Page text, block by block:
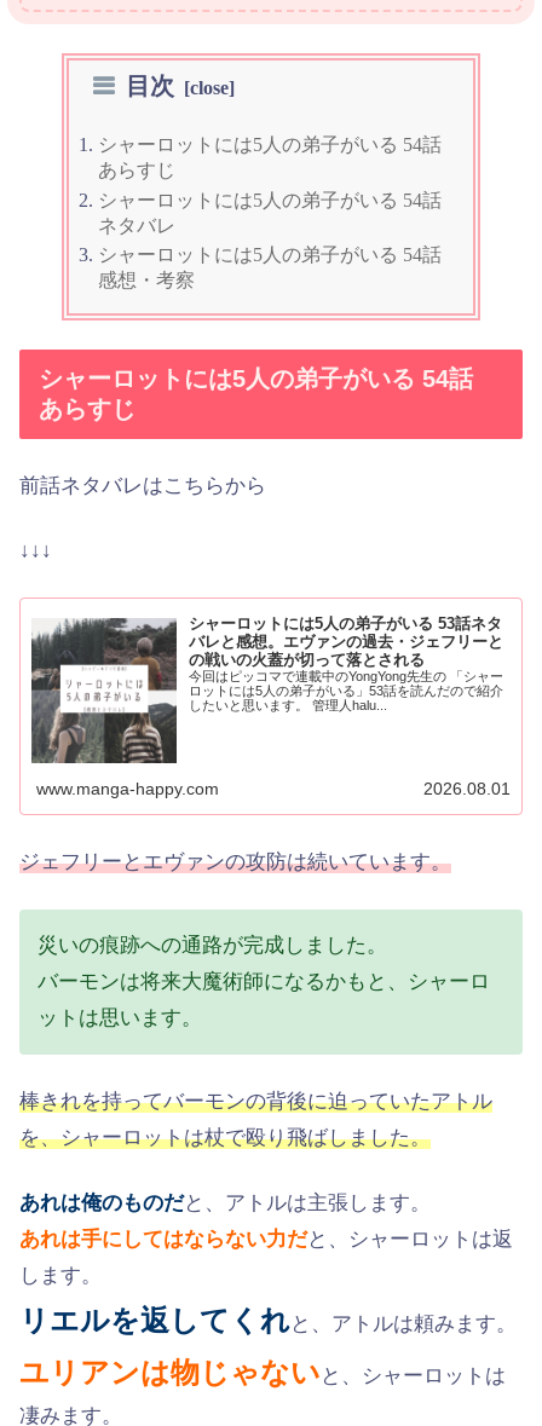
目次
シャーロットには5人の弟子がいる 54話
あらすじ
シャーロットには5人の弟子がいる 54話
ネタバレ
シャーロットには5人の弟子がいる 54話
感想・考察
シャーロットには5人の弟子がいる 54話
あらすじ
前話ネタバレはこちらから
↓↓↓
シャーロットには5人の弟子がいる 53話ネタ
バレと感想。エヴァンの過去・ジェフリーと
の戦いの火蓋が切って落とされる
今回はピッコマで連載中のYongYong先生の 「シャー
ロットには5人の弟子がいる」53話を読んだので紹介
したいと思います。 管理人halu...
www.manga-happy.com 2026.08.01
ジェフリーとエヴァンの攻防は続いています。
災いの痕跡への通路が完成しました。
バーモンは将来大魔術師になるかもと、シャーロ
ットは思います。
棒きれを持ってバーモンの背後に迫っていたアトル
を、シャーロットは杖で殴り飛ばしました。
あれは俺のものだと、アトルは主張します。
あれは手にしてはならない力だと、シャーロットは返
します。
リエルを返してくれと、アトルは頼みます。
ユリアンは物じゃない と、シャーロットは
凄みます。